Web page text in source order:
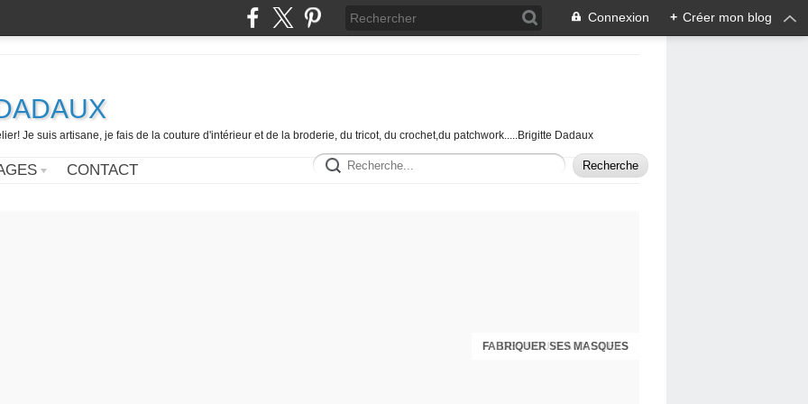
Connexion + Créer mon blog
Je suis artisane, je fais de la couture d'intérieur et de la broderie, du tricot, du crochet,du patchwork.....Brigitte Dadaux
CONTACT
DES NOUVEAUX GILETS